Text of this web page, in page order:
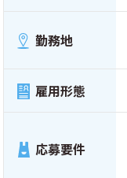
勤務地
雇用形態
応募要件